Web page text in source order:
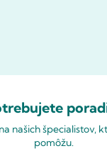
našich špecialistov,
pomôžu.